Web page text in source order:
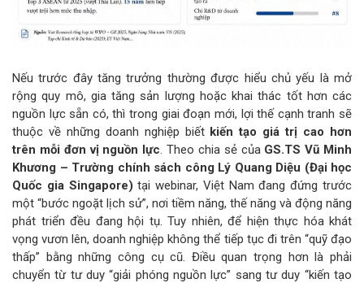
Nếu trước đây tăng trưởng thường được hiểu chủ yếu là mở
rộng quy mô, gia tăng sản lượng hoặc khai thác tốt hơn các
nguồn lực sẵn có, thì trong giai đoạn mới, lợi thế cạnh tranh sẽ
thuộc về những doanh nghiệp biết kiến tạo giá trị cao hơn
trên mỗi đơn vị nguồn lực . Theo chia sẻ của GS.TS Vũ Minh
Khương – Trường chính sách công Lý Quang Diệu (Đại học
Quốc gia Singapore) tại webinar, Việt Nam đang đứng trước
một “bước ngoặt lịch sử”, nơi tiềm năng, thế năng và động năng
phát triển đều đang hội tụ. Tuy nhiên, để hiện thực hóa khát
vọng vươn lên, doanh nghiệp không thể tiếp tục đi trên “quỹ đạo
thấp” bằng những công cụ cũ. Điều quan trọng hơn là phải
chuyển từ tư duy “giải phóng nguồn lực” sang tư duy “kiến tạo